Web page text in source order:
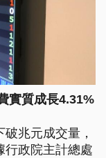
實質成長4.31%
兆元成交量，
行政院主計總處